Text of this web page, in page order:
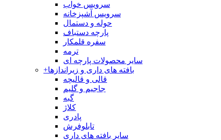
سرویس خواب
سرویس آشپزخانه
حوله و دستمال
پارچه دستباف
سفره قلمکار
ترمه
سایر محصولات پارچه ای
+بافته های داری و زیراندازها
قالی و قالیچه
جاجیم و گلیم
گبه
کلاژ
پادری
تابلوفرش
سایر بافته های داری